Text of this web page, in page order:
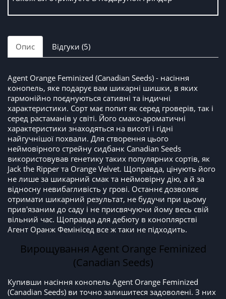
Опис Відгуки (5)
Agent Orange Feminized (Canadian Seeds) - насіння
конопель, яке подарує вам шикарні шишки, в яких
гармонійно поєднуються сативні та індичні
характеристики. Сорт має попит як серед гроверів, так і
серед растаманів у світі. Його смако-ароматичні
характеристики знаходяться на висоті і гідні
найгучнішої похвали. Для створення цього
неймовірного стрейну сидбанк Canadian Seeds
використовував генетику таких популярних сортів, як
Jack the Ripper та Orange Velvet. Щоправда, цінують його
не лише за шикарний смак та неймовірну дію, а й за
відносну невибагливість у грові. Останнє дозволяє
отримати шикарний результат, не будучи при цьому
прив'язаним до саду і не присвячуючи йому весь свій
вільний час. Щоправда для дебюту в коноплярстві
Агент Оранж Фемінісед все ж таки не підходить.
Вирощування Agent Orange Feminized
(Canadian Seeds)
Купивши насіння конопель Agent Orange Feminized
(Canadian Seeds) ви точно залишитеся задоволені. З них